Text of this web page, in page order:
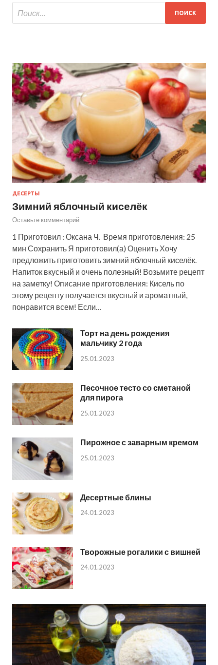
ДЕСЕРТЫ
Зимний яблочный киселёк
Оставьте комментарий
1 Приготовил : Оксана Ч. Время приготовления: 25
мин Сохранить Я приготовил(а) Оценить Хочу
предложить приготовить зимний яблочный киселёк.
Напиток вкусный и очень полезный! Возьмите рецепт
на заметку! Описание приготовления: Кисель по
этому рецепту получается вкусный и ароматный,
понравится всем! Если…
Торт на день рождения
мальчику 2 года
25.01.2023
Песочное тесто со сметаной
для пирога
25.01.2023
Пирожное с заварным кремом
25.01.2023
Десертные блины
24.01.2023
Творожные рогалики с вишней
24.01.2023